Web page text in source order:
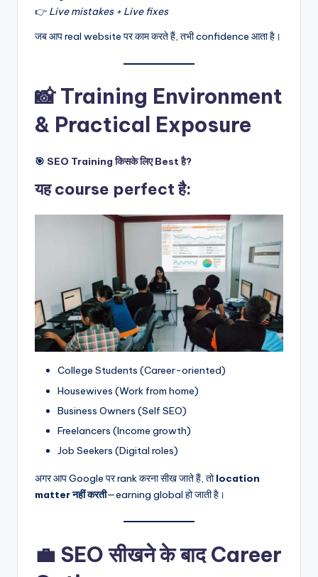
👉 Live mistakes + Live fixes
जब आप real website पर काम करते हैं, तभी confidence आता है।
📸 Training Environment
& Practical Exposure
🎯 SEO Training किसके लिए Best है?
यह course perfect है:
College Students (Career-oriented)
Housewives (Work from home)
Business Owners (Self SEO)
Freelancers (Income growth)
Job Seekers (Digital roles)
अगर आप Google पर rank करना सीख जाते हैं, तोlocation
matter नहीं करती—earning global हो जाती है।
💼 SEO सीखने के बाद Career